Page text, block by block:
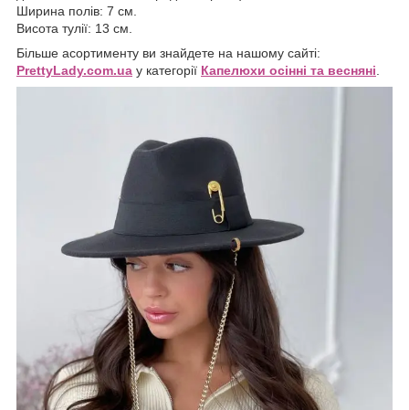
Ширина полів: 7 см.
Висота тулії: 13 см.
Більше асортименту ви знайдете на нашому сайті:
PrettyLady.com.ua у категорії Капелюхи осінні та весняні